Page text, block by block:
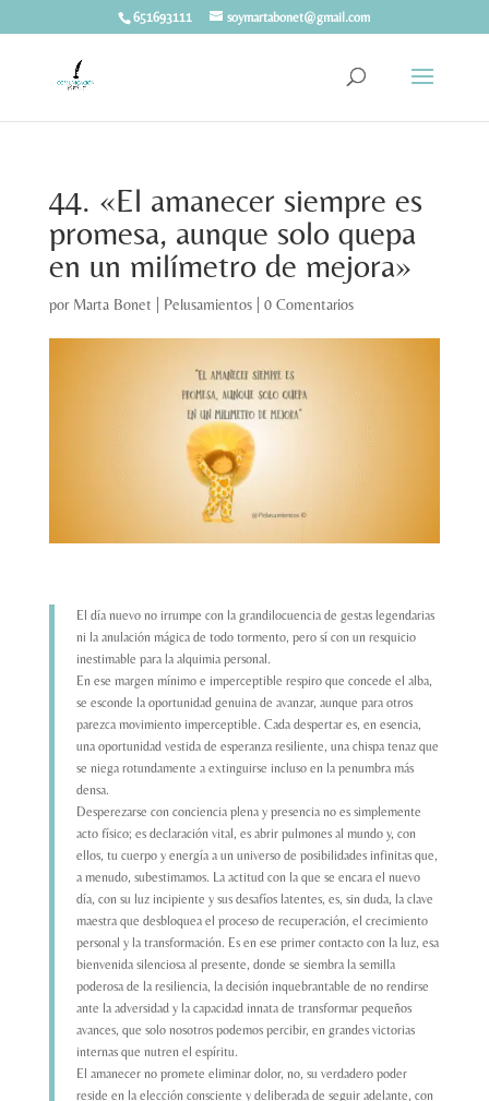
651693111 soymartabonet@gmail.com
44. «El amanecer siempre es
promesa, aunque solo quepa
en un milímetro de mejora»
por Marta Bonet Pelusamientos| 0 Comentarios
El día nuevo no irrumpe con la grandilocuencia de gestas legendarias
ni la anulación mágica de todo tormento, pero sí con un resquicio
inestimable para la alquimia personal.
En ese margen mínimo e imperceptible respiro que concede el alba,
se esconde la oportunidad genuina de avanzar, aunque para otros
parezca movimiento imperceptible. Cada despertar es, en esencia,
una oportunidad vestida de esperanza resiliente, una chispa tenaz que
se niega rotundamente a extinguirse incluso en la penumbra más
densa.
Desperezarse con conciencia plena y presencia no es simplemente
acto físico; es declaración vital, es abrir pulmones al mundo y, con
ellos, tu cuerpo y energía a un universo de posibilidades infinitas que,
a menudo, subestimamos. La actitud con la que se encara el nuevo
día, con su luz incipiente y sus desafíos latentes, es, sin duda, la clave
maestra que desbloquea el proceso de recuperación, el crecimiento
personal y la transformación. Es en ese primer contacto con la luz, esa
bienvenida silenciosa al presente, donde se siembra la semilla
poderosa de la resiliencia, la decisión inquebrantable de no rendirse
ante la adversidad y la capacidad innata de transformar pequeños
avances, que solo nosotros podemos percibir, en grandes victorias
internas que nutren el espíritu.
El amanecer no promete eliminar dolor, no, su verdadero poder
reside en la elección consciente y deliberada de seguir adelante, con